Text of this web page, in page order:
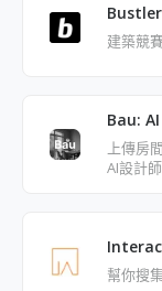
Bustler
建築競
Bau:
上傳房
AI設計
幫你搜